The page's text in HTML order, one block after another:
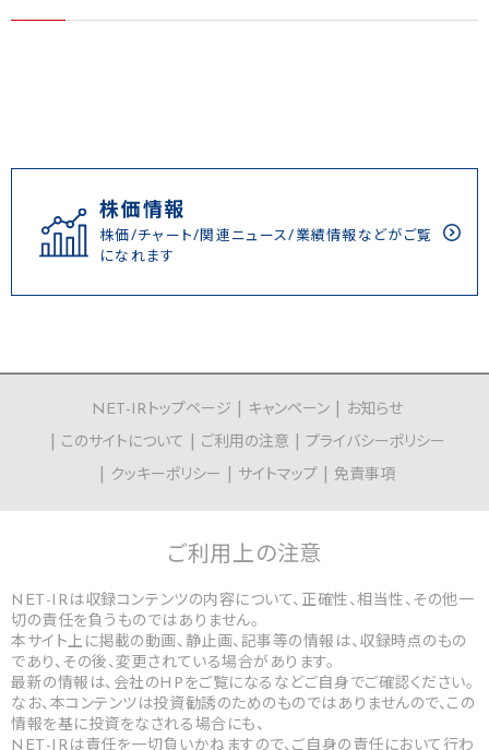
株価情報
株価/チャート/関連ニュース/業績情報などがご覧
になれます
NET-IRトップページ キャンペーン
お知らせ
このサイトについて
ご利用の注意
プライバシーポリシー
クッキーポリシー
サイトマップ 免責事項
ご利用上の注意
NET-IRは収録コンテンツの内容について、正確性、相当性、その他一
切の責任を負うものではありません。
本サイト上に掲載の動画、静止画、記事等の情報は、収録時点のもの
であり、その後、変更されている場合があります。
最新の情報は、会社のHPをご覧になるなどご自身でご確認ください。
なお、本コンテンツは投資勧誘のためのものではありませんので、この
情報を基に投資をなされる場合にも、
NET-IRは責任を一切負いかねますので、ご自身の責任において行わ